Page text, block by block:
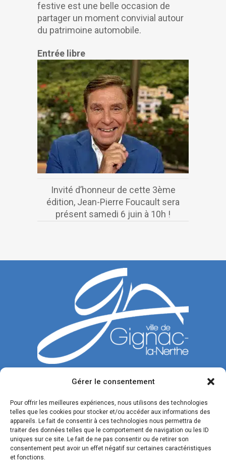
Gérer le consentement
Pour offrir les meilleures expériences, nous utilisons des technologies
telles que les cookies pour stocker et/ou accéder aux informations des
appareils. Le fait de consentir à ces technologies nous permettra de
traiter des données telles que le comportement de navigation ou les ID
uniques sur ce site. Le fait de ne pas consentir ou de retirer son
consentement peut avoir un effet négatif sur certaines caractéristiques
et fonctions.
festive est une belle occasion de
partager un moment convivial autour
du patrimoine automobile.
Entrée libre
Invité d’honneur de cette 3ème
édition, Jean-Pierre Foucault sera
présent samedi 6 juin à 10h !
CONTACTEZ-NOUS
Tél. : 04 42 77 00 00
Du lundi au jeudi : de 8h30 à 12h et de 13h30 à 17h.
Vendredi : de 8h30 à 12h et de 13h30 à 16h.